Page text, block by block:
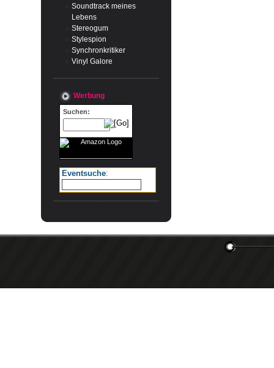
Soundtrack meines
Lebens
Stereogum
Stylespion
Synchronkritiker
Vinyl Galore
Werbung
Suchen:
Eventsuche: